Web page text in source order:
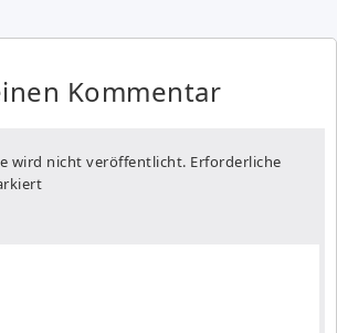
Kommentar
wird nicht veröffentlicht. Erforderliche